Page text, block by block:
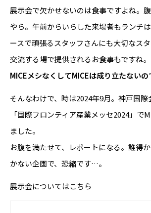
展示会で欠かせないのは食事ですよね。
やら。午前からいらした来場者もランチ
ースで頑張るスタッフさんにも大切なス
交流する場で提供されるお食事もですね。
MICEメシなくしてMICEは成り立たないの
そんなわけで、時は2024年9月。神戸国際
「国際フロンティア産業メッセ2024」で
ました。
お腹を満たせて、レポートになる。誰得
かない企画で、恐縮です…。
展示会についてはこちら